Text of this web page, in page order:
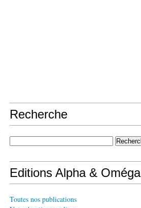
Recherche
Editions Alpha & Oméga
Toutes nos publications